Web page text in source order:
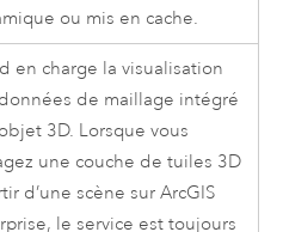
ou mis en cache.
en charge la visualisation
de maillage intégré
3D. Lorsque vous
une couche de tuiles 3D
d’une scène surArcGIS
, le service est toujours